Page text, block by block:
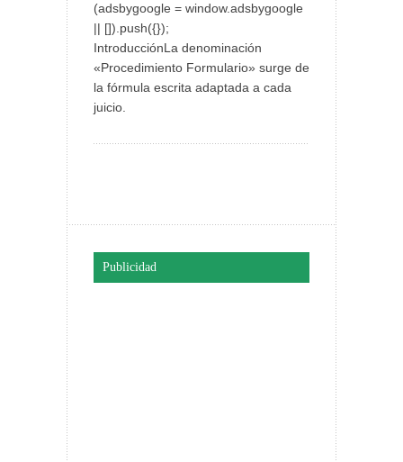
(adsbygoogle = window.adsbygoogle
|| []).push({});
IntroducciónLa denominación
«Procedimiento Formulario» surge de
la fórmula escrita adaptada a cada
juicio.
Publicidad